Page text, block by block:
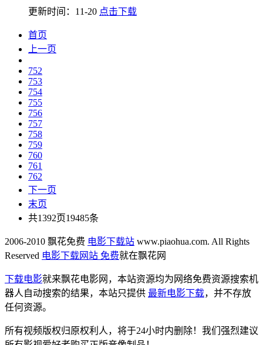
更新时间：11-20 点击下载
首页
上一页
752
753
754
755
756
757
758
759
760
761
762
下一页
末页
共1392页19485条
2006-2010 飘花免费 电影下载站 www.piaohua.com. All Rights
Reserved 电影下载网站 免费就在飘花网
下载电影就来飘花电影网，本站资源均为网络免费资源搜索机
器人自动搜索的结果，本站只提供 最新电影下载，并不存放
任何资源。
所有视频版权归原权利人，将于24小时内删除！我们强烈建议